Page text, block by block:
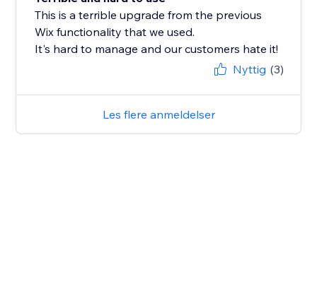
This is a terrible upgrade from the previous
Wix functionality that we used.
It's hard to manage and our customers hate it!
Nyttig (3)
Les flere anmeldelser